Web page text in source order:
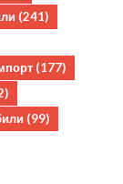
(241)
(177)
(99)